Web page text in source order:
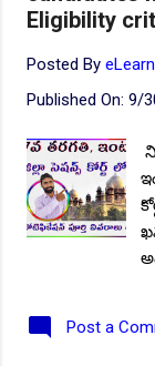
Eligibility
Posted By
Published On: 9/
Post a